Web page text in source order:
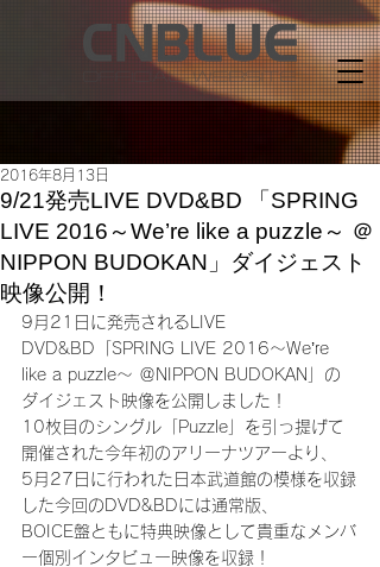
9/21発売LIVE DVD&BD 「SPRING
LIVE 2016～We’re like a puzzle～ ＠
NIPPON BUDOKAN」ダイジェスト
映像公開！
2016年8月13日
9月21日に発売されるLIVE
DVD&BD「SPRING LIVE 2016～We’re
like a puzzle～ ＠NIPPON BUDOKAN」の
ダイジェスト映像を公開しました！
10枚目のシングル「Puzzle」を引っ提げて
開催された今年初のアリーナツアーより、
5月27日に行われた日本武道館の模様を収録
した今回のDVD&BDには通常版、
BOICE盤ともに特典映像として貴重なメンバ
ー個別インタビュー映像を収録！